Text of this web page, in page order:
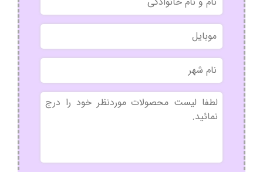
مجموعه پاندا شما را به خرید بهترین محصولات
کافیستفرمزیر را پر کنید تا با شماتماسبگیریم.
نام
و
نام
خانوادگی
موبایل
شهر